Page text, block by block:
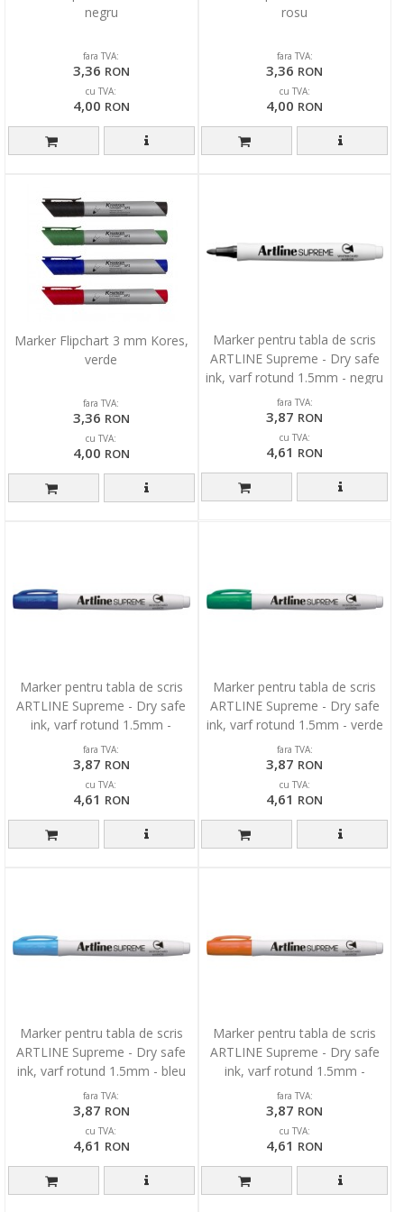
negru
fara TVA:
3,36 RON
cu TVA:
4,00 RON
rosu
fara TVA:
3,36 RON
cu TVA:
4,00 RON
Marker Flipchart 3 mm Kores,
verde
fara TVA:
3,36 RON
cu TVA:
4,00 RON
Marker pentru tabla de scris
ARTLINE Supreme - Dry safe
ink, varf rotund 1.5mm - negru
fara TVA:
3,87 RON
cu TVA:
4,61 RON
Marker pentru tabla de scris
ARTLINE Supreme - Dry safe
ink, varf rotund 1.5mm -
albastru
fara TVA:
3,87 RON
cu TVA:
4,61 RON
Marker pentru tabla de scris
ARTLINE Supreme - Dry safe
ink, varf rotund 1.5mm - verde
fara TVA:
3,87 RON
cu TVA:
4,61 RON
Marker pentru tabla de scris
ARTLINE Supreme - Dry safe
ink, varf rotund 1.5mm - bleu
fara TVA:
3,87 RON
cu TVA:
4,61 RON
Marker pentru tabla de scris
ARTLINE Supreme - Dry safe
ink, varf rotund 1.5mm -
portocaliu
fara TVA:
3,87 RON
cu TVA:
4,61 RON